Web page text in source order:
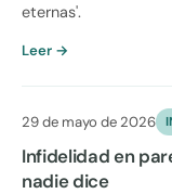
eternas'.
Leer →
29 de mayo de 2026
Infidelidad en
nadie dice